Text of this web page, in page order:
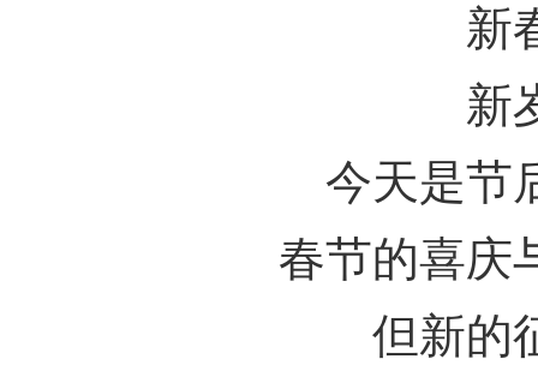
新
新
今天是节
春节的喜庆
但新的